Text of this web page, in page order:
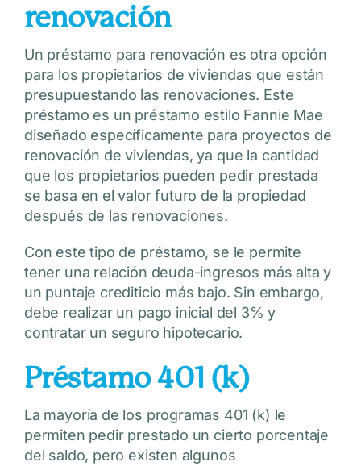
renovación
Un préstamo para renovación es otra opción
para los propietarios de viviendas que están
presupuestando las renovaciones. Este
préstamo es un préstamo estilo Fannie Mae
diseñado específicamente para proyectos de
renovación de viviendas, ya que la cantidad
que los propietarios pueden pedir prestada
se basa en el valor futuro de la propiedad
después de las renovaciones.
Con este tipo de préstamo, se le permite
tener una relación deuda-ingresos más alta y
un puntaje crediticio más bajo. Sin embargo,
debe realizar un pago inicial del 3% y
contratar un seguro hipotecario.
Préstamo 401 (k)
La mayoría de los programas 401 (k) le
permiten pedir prestado un cierto porcentaje
del saldo, pero existen algunos